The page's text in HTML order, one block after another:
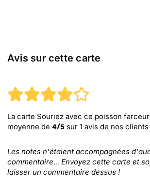
Avis sur cette carte
La carte Souriez avec ce poisson farceur
moyenne de 4/5 sur 1 avis de nos clients
Les notes n'étaient accompagnées
commentaire... Envoyez cette carte et
laisser un commentaire dessus !